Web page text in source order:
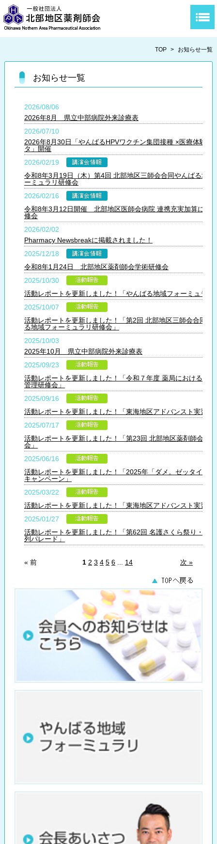
TOP > お知らせ一覧
お知らせ一覧
2026/08/06
2026年8月 県立中部病院外来診療表
2026/07/10
2026年8月30日「やんばるHPVワクチン集団接種 ×医療体験フ
タ」開催
2026/02/19
令和8年3月19日（木）第4回 北部地区三師会合同やんばる地域
ーミュラリ研修会
2026/02/16
令和8年3月12日開催 北部地区医師会病院 連携充実加算に係
修会
2026/02/02
Pharmacy Newsbreakに掲載されました！
2025/12/18
令和8年1月24日 北部地区薬剤師会学術研修会
2025/10/30
活動レポートを更新しました！「やんばる地域フォーミュラリ
2025/10/07
活動レポートを更新しました！「第2回 北部地区三師会合同や
る地域フォーミュラリ研修会」
2025/10/03
2025年10月 県立中部病院外来診療表
2025/09/23
活動レポートを更新しました！「令和７年度 薬局における医
管理研修会」
2025/09/16
活動レポートを更新しました！「東海地区アドバンスト実習」
2025/07/17
活動レポートを更新しました！「第23回 北部地区薬剤師会定
会」
2025/06/16
活動レポートを更新しました！「2025年「ダメ。ゼッタイ。
キャンペーン」
2025/03/22
活動レポートを更新しました！「東海地区アドバンスト実習」
2025/01/27
活動レポートを更新しました！「第62回 名護さくら祭り・仮
列パレード」
« 前 1 2 3 4 5 6 14 次 »